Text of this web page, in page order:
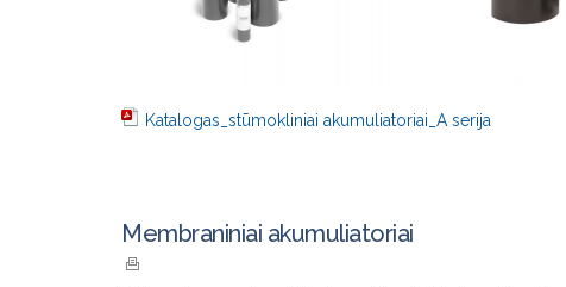
Katalogas_stūmokliniai akumuliatoriai_A serija
Membraniniai akumuliatoriai